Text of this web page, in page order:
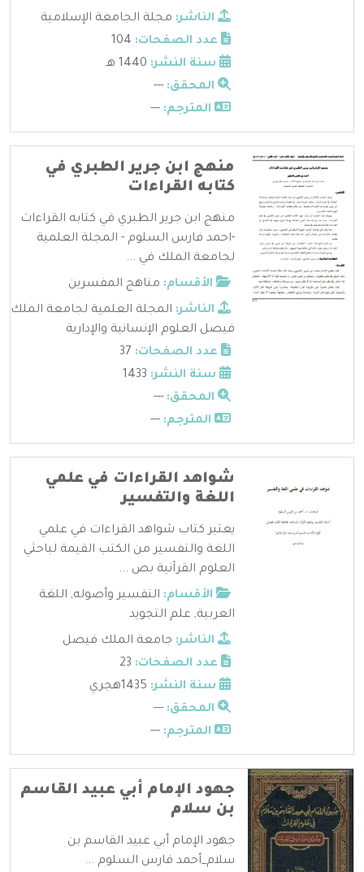
الناشر: مجلة الجامعة الإسلامية
عدد الصفحات:
سنة النشر:
المحقق: ---
المترجم: ---
منهج ابن جرير الطبري في
كتابه القراءات
منهج ابن جرير الطبري في كتابه القراءات
-احمد فارس السلوم - المجلة العلمية
لجامعة الملك في ...
الأقسام: مناهج المفسرين
الناشر: المجلة العلمية لجامعة الملك
فيصل العلوم الإنسانية والإدارية
عدد الصفحات:
سنة النشر:
المحقق: ---
المترجم: ---
شواهد القراءات في علمي
اللغة والتفسير
يعتبر كتاب شواهد القراءات في علمي
اللغة والتفسير من الكتب القيمة لباحثي
العلوم القرآنية بص ...
الأقسام: التفسير وأصوله, اللغة
العربية, علم التجويد
الناشر: جامعة الملك فيصل
عدد الصفحات:
سنة النشر:
المحقق: ---
المترجم: ---
جهود الإمام أبي عبيد القاسم
بن سلام
جهود الإمام أبي عبيد القاسم بن
سلام_أحمد فارس السلوم ...